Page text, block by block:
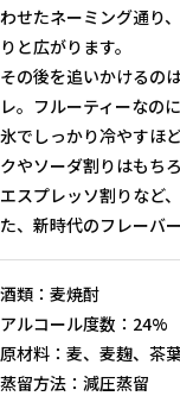
わせたネーミング通り
りと広がります。
その後を追いかけるの
レ。フルーティーなの
氷でしっかり冷やすほ
クやソーダ割りはもち
エスプレッソ割りなど
た、新時代のフレーバ
酒類：麦焼酎
アルコール度数：24%
原材料：麦、麦麹、茶
蒸留方法：減圧蒸留